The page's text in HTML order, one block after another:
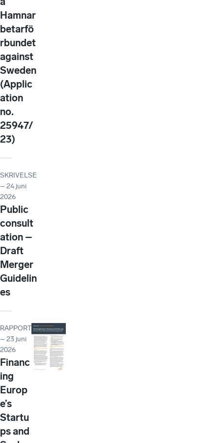
Hamnar
betarfö
rbundet
against
Sweden
(Applic
ation
no.
25947/
23)
SKRIVELSE
– 24 juni
2026
Public
consult
ation –
Draft
Merger
Guidelin
es
RAPPORT
– 23 juni
2026
Financ
ing
Europ
e’s
Startu
ps and